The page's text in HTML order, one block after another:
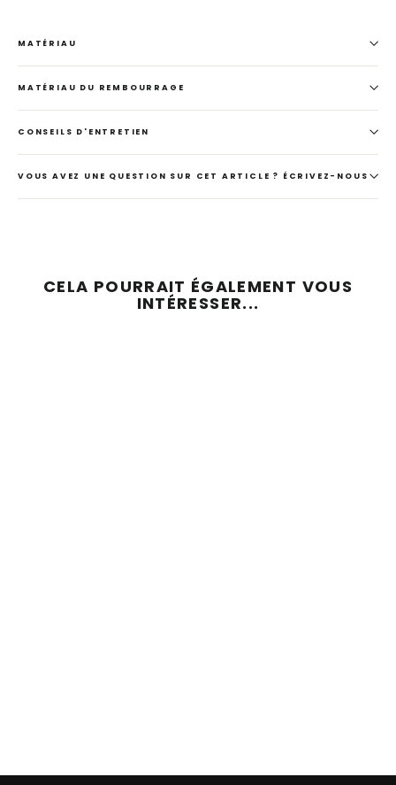
MATÉRIAU
MATÉRIAU DU REMBOURRAGE
CONSEILS D'ENTRETIEN
VOUS AVEZ UNE QUESTION SUR CET ARTICLE ? ÉCRIVEZ-NOUS
CELA POURRAIT ÉGALEMENT VOUS
INTÉRESSER...